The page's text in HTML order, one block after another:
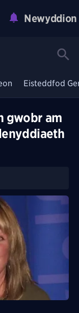
Newyddion
Eisteddfod
gwobr am